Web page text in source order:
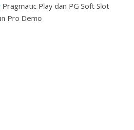
Pragmatic Play dan PG Soft Slot
Pro Demo